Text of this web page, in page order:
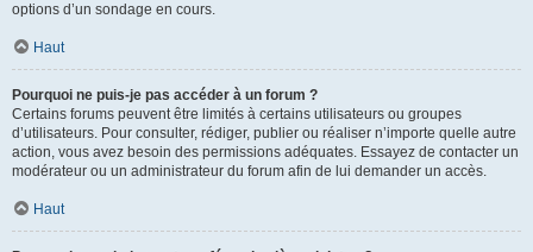
options d’un sondage en cours.
Haut
Pourquoi ne puis-je pas accéder à un forum ?
Certains forums peuvent être limités à certains utilisateurs ou groupes
d’utilisateurs. Pour consulter, rédiger, publier ou réaliser n’importe quelle autre
action, vous avez besoin des permissions adéquates. Essayez de contacter un
modérateur ou un administrateur du forum afin de lui demander un accès.
Haut